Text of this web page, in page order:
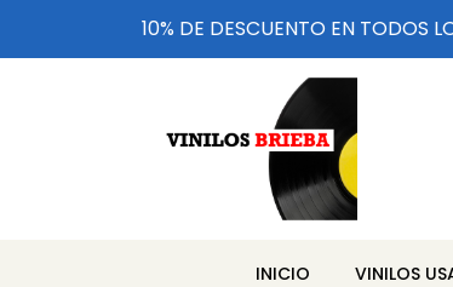
10% DE DESCUENTO EN TODOS
INICIO VINILOS